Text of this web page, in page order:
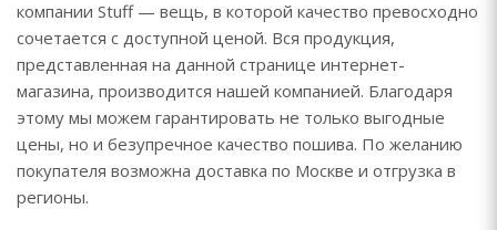
компании Stuff — вещь, в которой качество превосходно
сочетается с доступной ценой. Вся продукция,
представленная на данной странице интернет-
магазина, производится нашей компанией. Благодаря
этому мы можем гарантировать не только выгодные
цены, но и безупречное качество пошива. По желанию
покупателя возможна доставка по Москве и отгрузка в
регионы.